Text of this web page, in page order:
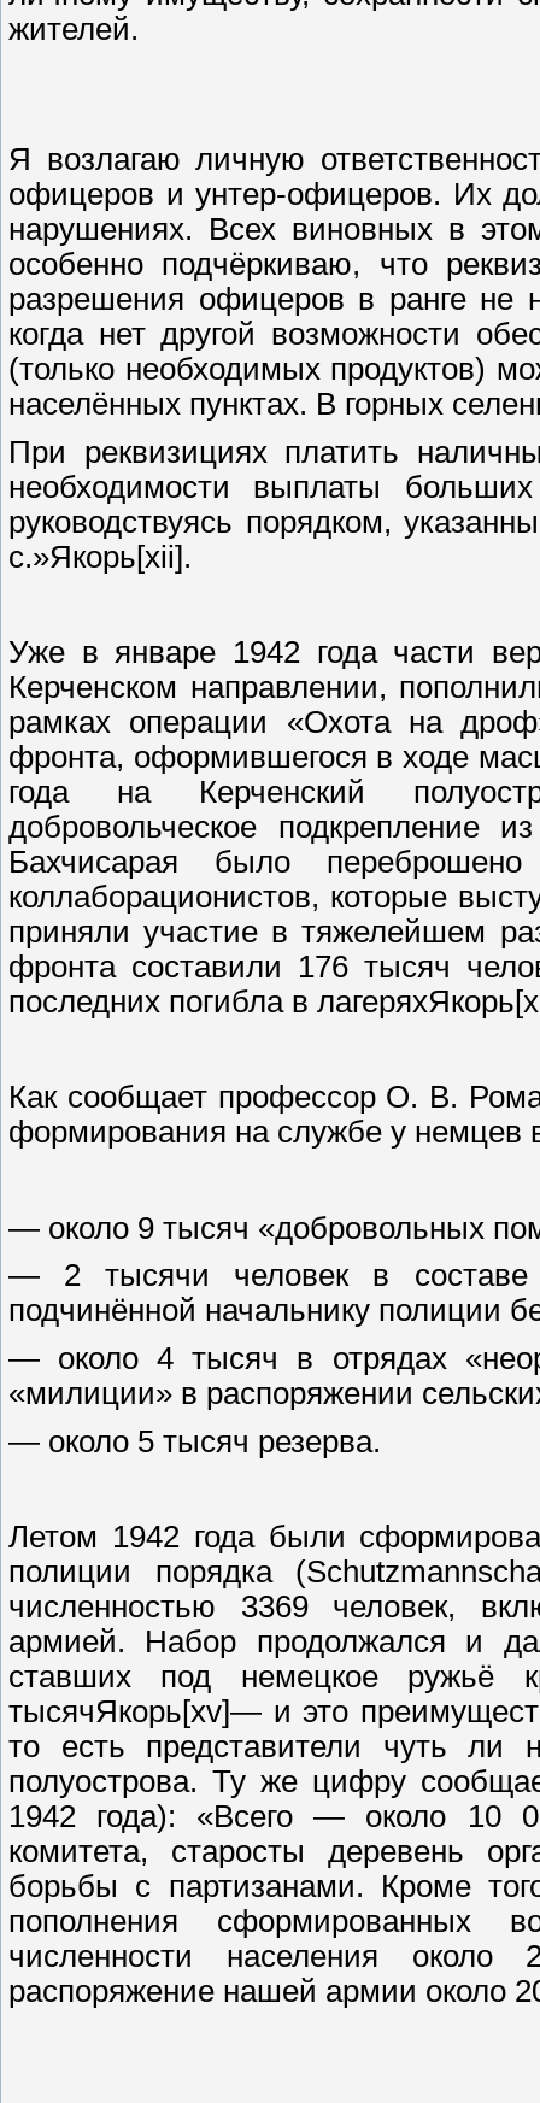
жителей.
Я возлагаю личную
офицеров и унтер-офицеров. Их
нарушениях. Всех виновных в
особенно подчёркиваю, что
разрешения офицеров в ранге не
когда нет другой возможности
(только необходимых продуктов)
населённых пунктах. В горных
При реквизициях платить
необходимости выплаты
руководствуясь порядком,
с.»Якорь[xii].
Уже в январе 1942 года части
Керченском направлении,
рамках операции «Охота на
фронта, оформившегося в ходе
года на Керченский
добровольческое подкрепление
Бахчисарая было
коллаборационистов, которые
приняли участие в тяжелейшем
фронта составили 176 тысяч
последних погибла в
Как сообщает профессор О. В.
формирования на службе у немцев
— около 9 тысяч «добровольных
— 2 тысячи человек в составе
подчинённой начальнику полиции
— около 4 тысяч в отрядах
«милиции» в распоряжении
— около 5 тысяч резерва.
Летом 1942 года были
полиции порядка
численностью 3369 человек,
армией. Набор продолжался и
ставших под немецкое ружьё
тысячЯкорь[xv]— и это
то есть представители чуть ли
полуострова. Ту же цифру
1942 года): «Всего — около 10
комитета, старосты деревень
борьбы с партизанами. Кроме
пополнения сформированных
численности населения
распоряжение нашей армии около